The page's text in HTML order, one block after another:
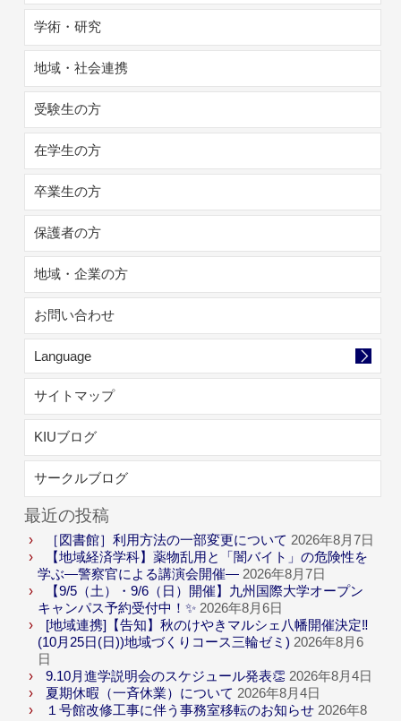
学術・研究
地域・社会連携
受験生の方
在学生の方
卒業生の方
保護者の方
地域・企業の方
お問い合わせ
Language
サイトマップ
KIUブログ
サークルブログ
最近の投稿
［図書館］利用方法の一部変更について 2026年8月7日
【地域経済学科】薬物乱用と「闇バイト」の危険性を
学ぶ―警察官による講演会開催― 2026年8月7日
【9/5（土）・9/6（日）開催】九州国際大学オープン
キャンパス予約受付中！✨ 2026年8月6日
[地域連携]【告知】秋のけやきマルシェ八幡開催決定‼
(10月25日(日))地域づくりコース三輪ゼミ) 2026年8月6
日
9.10月進学説明会のスケジュール発表👏 2026年8月4日
夏期休暇（一斉休業）について 2026年8月4日
１号館改修工事に伴う事務室移転のお知らせ 2026年8